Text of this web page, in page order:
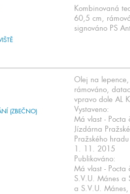
Kombinovaná
60,5 cm,
signováno PS
Olej na
rámováno,
vpravo dole AL
Vystaveno:
Má vlast - Pocta
Jízdárna
Pražského
1. 11. 2015
Publikováno:
Má vlast - Pocta
S.V.U. Mánes a
a S.V.U.